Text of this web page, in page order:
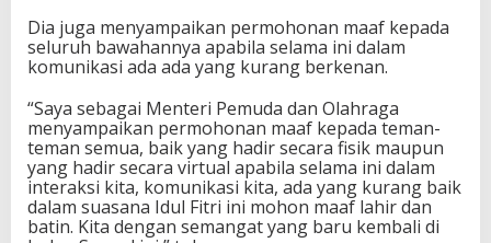
Dia juga menyampaikan permohonan maaf kepada
seluruh bawahannya apabila selama ini dalam
komunikasi ada ada yang kurang berkenan.
“Saya sebagai Menteri Pemuda dan Olahraga
menyampaikan permohonan maaf kepada teman-
teman semua, baik yang hadir secara fisik maupun
yang hadir secara virtual apabila selama ini dalam
interaksi kita, komunikasi kita, ada yang kurang baik
dalam suasana Idul Fitri ini mohon maaf lahir dan
batin. Kita dengan semangat yang baru kembali di